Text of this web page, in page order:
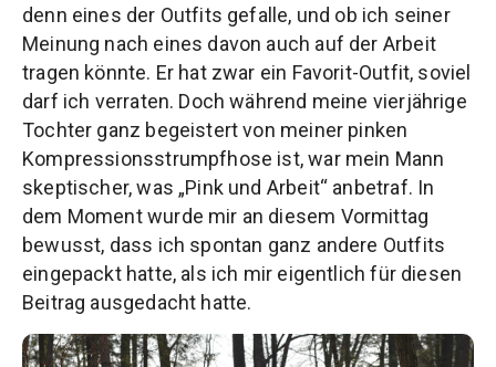
denn eines der Outfits gefalle, und ob ich seiner
Meinung nach eines davon auch auf der Arbeit
tragen könnte. Er hat zwar ein Favorit-Outfit, soviel
darf ich verraten. Doch während meine vierjährige
Tochter ganz begeistert von meiner pinken
Kompressionsstrumpfhose ist, war mein Mann
skeptischer, was „Pink und Arbeit“ anbetraf. In
dem Moment wurde mir an diesem Vormittag
bewusst, dass ich spontan ganz andere Outfits
eingepackt hatte, als ich mir eigentlich für diesen
Beitrag ausgedacht hatte.